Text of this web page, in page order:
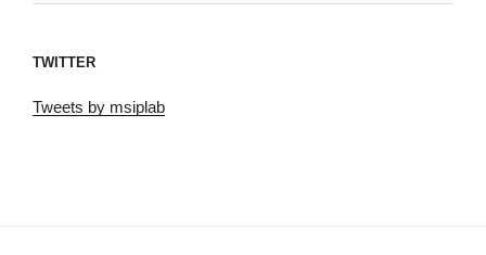
TWITTER
Tweets by msiplab